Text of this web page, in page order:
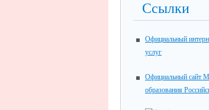
Ссылки
Официальный
услуг
Официальный сайт
образования